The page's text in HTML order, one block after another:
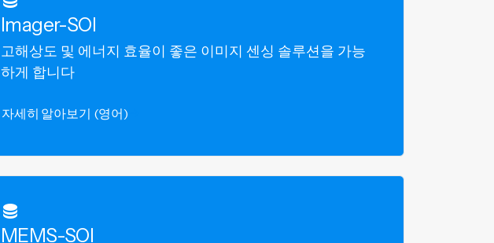
Imager-SOI
고해상도 및 에너지 효율이 좋은 이미지 센싱 솔루션을 가능
하게 합니다
자세히 알아보기 (영어)
MEMS-SOI